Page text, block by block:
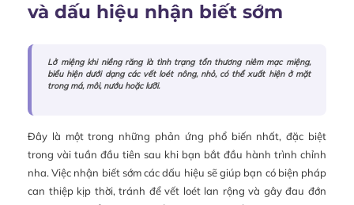
và dấu hiệu nhận biết sớm
Lở miệng khi niềng răng là tình trạng tổn thương niêm mạc miệng,
biểu hiện dưới dạng các vết loét nông, nhỏ, có thể xuất hiện ở mặt
trong má, môi, nướu hoặc lưỡi.
Đây là một trong những phản ứng phổ biến nhất, đặc biệt
trong vài tuần đầu tiên sau khi bạn bắt đầu hành trình chỉnh
nha. Việc nhận biết sớm các dấu hiệu sẽ giúp bạn có biện pháp
can thiệp kịp thời, tránh để vết loét lan rộng và gây đau đớn